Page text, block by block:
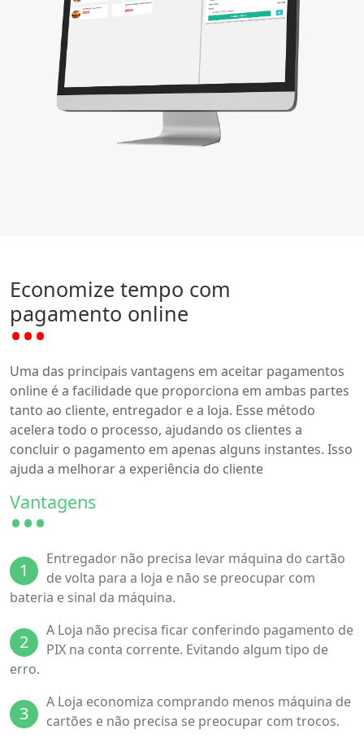
Economize tempo com
pagamento online
Uma das principais vantagens em aceitar pagamentos
online é a facilidade que proporciona em ambas partes
tanto ao cliente, entregador e a loja. Esse método
acelera todo o processo, ajudando os clientes a
concluir o pagamento em apenas alguns instantes. Isso
ajuda a melhorar a experiência do cliente
Vantagens
1
Entregador não precisa levar máquina do cartão
de volta para a loja e não se preocupar com
bateria e sinal da máquina.
2
A Loja não precisa ficar conferindo pagamento de
PIX na conta corrente. Evitando algum tipo de
erro.
3
A Loja economiza comprando menos máquina de
cartões e não precisa se preocupar com trocos.